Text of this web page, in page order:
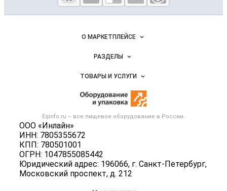
оборудование
и упаковка
Важные разделы и контакты
Eqinfo.ru – все пищевое оборудование в России.
ООО «Инлайн»
ИНН: 7805355672
КПП: 780501001
ОГРН: 1047855085442
Юридический адрес: 196066, г. Санкт-Петербург,
Московский проспект, д. 212
Навигация по сайтуО МАРКЕТПЛЕЙСЕ
Новости Eqinfo.ru
Размещение рекламы
Публичная оферта
Контактная информация
Политика обработки персональных данных
РАЗДЕЛЫ
Объявления
Вакансии
Блог
ТОВАРЫ И УСЛУГИ
Оборудование для пищепрома
Тара и упаковка
Б/у оборудование
Информация о компаниях
Добавить объявление
Карта объявлений